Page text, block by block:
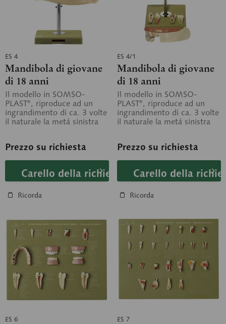
ES 4
Mandibola di giovane
di 18 anni
Il modello in SOMSO-
PLAST®, riproduce ad un
ingrandimento di ca. 3 volte
il naturale la metá sinistra
Prezzo su richiesta
Carello della richiesta
Ricorda
ES 4/1
Mandibola di giovane
di 18 anni
Il modello in SOMSO-
PLAST®, riproduce ad un
ingrandimento di ca. 3 volte
il naturale la metá sinistra
Prezzo su richiesta
Carello della
Ricorda
ES 6 ES 7